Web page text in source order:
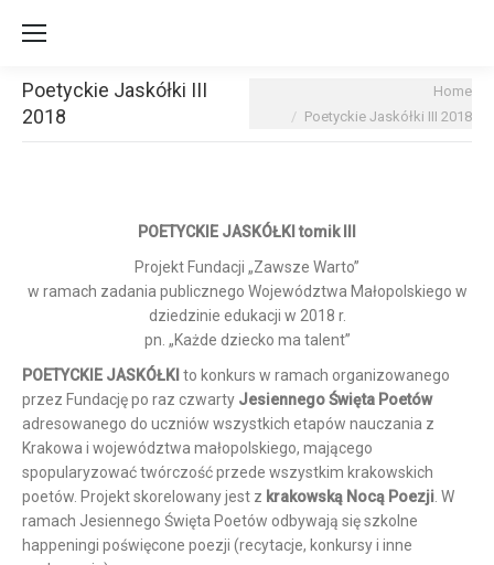
Poetyckie Jaskółki III
2018
Home
Poetyckie Jaskółki III 2018
POETYCKIE JASKÓŁKI tomik III
Projekt Fundacji „Zawsze Warto”
w ramach zadania publicznego Województwa Małopolskiego w
dziedzinie edukacji w 2018 r.
pn. „Każde dziecko ma talent”
POETYCKIE JASKÓŁKI to konkurs w ramach organizowanego
przez Fundację po raz czwarty Jesiennego Święta Poetów
adresowanego do uczniów wszystkich etapów nauczania z
Krakowa i województwa małopolskiego, mającego
spopularyzować twórczość przede wszystkim krakowskich
poetów. Projekt skorelowany jest z krakowską Nocą Poezji . W
ramach Jesiennego Święta Poetów odbywają się szkolne
happeningi poświęcone poezji (recytacje, konkursy i inne